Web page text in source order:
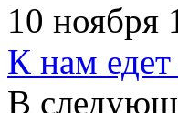
10 ноября
К нам
В